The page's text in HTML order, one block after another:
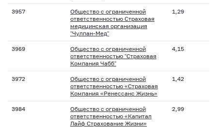
3957
Общество с ограниченной
ответственностью Страховая
медицинская организация
"Чулпан-Мед"
1,29
3969
Общество с ограниченной
ответственностью "Страховая
Компания Чабб"
4,15
3972
Общество с ограниченной
ответственностью «Страховая
Компания «Ренессанс Жизнь»
1,42
3984
Общество с ограниченной
ответственностью «Капитал
Лайф Страхование Жизни»
2,99